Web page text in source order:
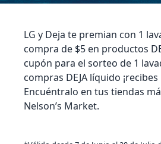
LG y Deja te premian con 1
compra de $5 en productos
cupón para el sorteo de 1
compras DEJA líquido ¡recibes
Encuéntralo en tus tiendas
Nelson’s Market.